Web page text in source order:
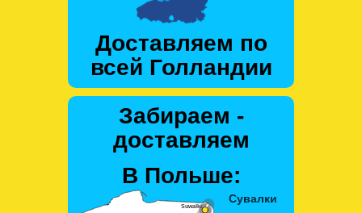
Доставляем по
всей Голландии
Забираем -
доставляем
В Польше: